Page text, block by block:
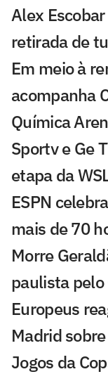
Alex
retirada de
Em meio à
acompanha
Química
Sportv e Ge
etapa da
ESPN
mais de 70
Morre
paulista pelo
Europeus
Madrid
Jogos da